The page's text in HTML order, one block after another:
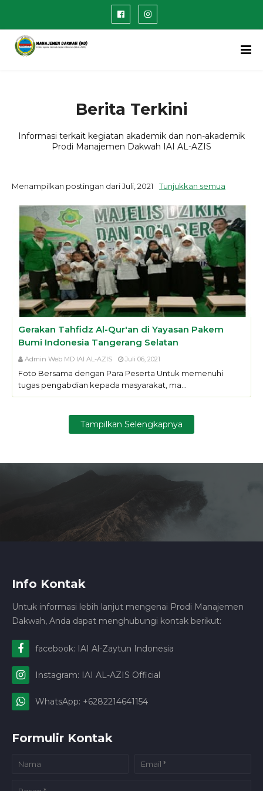
Berita Terkini
Informasi terkait kegiatan akademik dan non-akademik
Prodi Manajemen Dakwah IAI AL-AZIS
Menampilkan postingan dari Juli, 2021 Tunjukkan semua
Gerakan Tahfidz Al-Qur'an di Yayasan Pakem
Bumi Indonesia Tangerang Selatan
Admin Web MD IAI AL-AZIS Juli 06, 2021
Foto Bersama dengan Para Peserta Untuk memenuhi
tugas pengabdian kepada masyarakat, ma…
Tampilkan Selengkapnya
Info Kontak
Untuk informasi lebih lanjut mengenai Prodi Manajemen
Dakwah, Anda dapat menghubungi kontak berikut:
facebook: IAI Al-Zaytun Indonesia
Instagram: IAI AL-AZIS Official
WhatsApp: +6282214641154
Formulir Kontak